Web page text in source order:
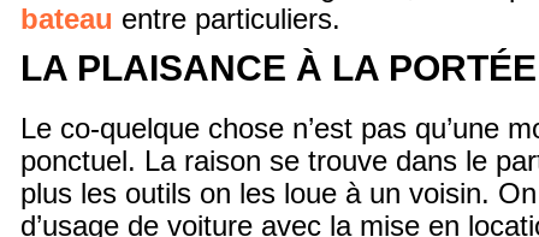
bateau entre particuliers.
LA PLAISANCE À LA
Le co-quelque chose n’est pas qu’une
ponctuel. La raison se trouve dans le
plus les outils on les loue à un voisin.
d’usage de voiture avec la mise en